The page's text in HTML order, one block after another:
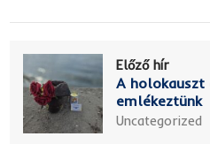
Előző hír
A holokauszt
emlékeztünk
Uncategorized